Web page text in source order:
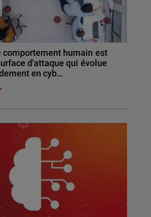
comportement humain est
d'attaque qui évolue
en cyb…